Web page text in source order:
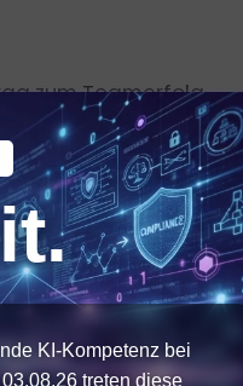
zum Teamerfolg.
zum Teamerfolg
zukünftiger
KI-Kompetenz bei
treten diese